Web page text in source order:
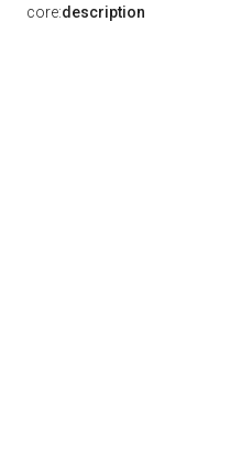
core:description